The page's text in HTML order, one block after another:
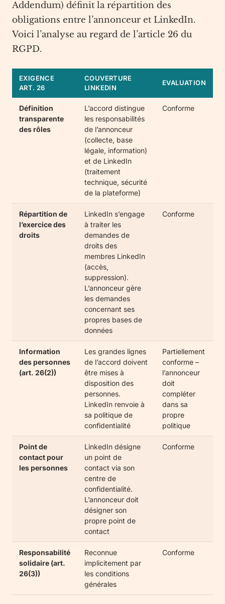
Addendum) définit la répartition des
obligations entre l’annonceur et LinkedIn.
Voici l’analyse au regard de l’article 26 du
RGPD.
EXIGENCE
ART. 26
COUVERTURE
LINKEDIN
EVALUATION
Définition
transparente
des rôles
L’accord distingue
les responsabilités
de l’annonceur
(collecte, base
légale, information)
et de LinkedIn
(traitement
technique, sécurité
de la plateforme)
Conforme
Répartition de
l’exercice des
droits
LinkedIn s’engage
à traiter les
demandes de
droits des
membres LinkedIn
(accès,
suppression).
L’annonceur gère
les demandes
concernant ses
propres bases de
données
Conforme
Information
des personnes
(art. 26(2))
Les grandes lignes
de l’accord doivent
être mises à
disposition des
personnes.
LinkedIn renvoie à
sa politique de
confidentialité
Partiellement
conforme –
l’annonceur
doit
compléter
dans sa
propre
politique
Point de
contact pour
les personnes
LinkedIn désigne
un point de
contact via son
centre de
confidentialité.
L’annonceur doit
désigner son
propre point de
contact
Conforme
Responsabilité
solidaire (art.
26(3))
Reconnue
implicitement par
les conditions
générales
Conforme